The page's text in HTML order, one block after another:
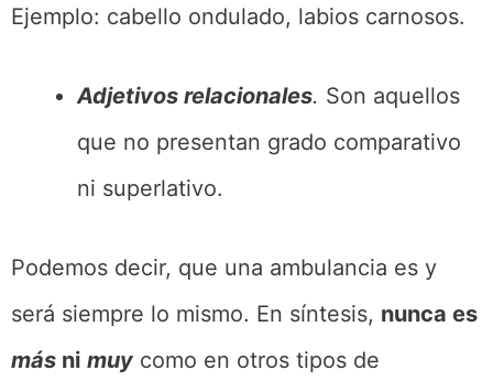
Ejemplo: cabello ondulado, labios carnosos.
Adjetivos relacionales. Son aquellos
que no presentan grado comparativo
ni superlativo.
Podemos decir, que una ambulancia es y
será siempre lo mismo. En síntesis, nunca es
más ni muy como en otros tipos de